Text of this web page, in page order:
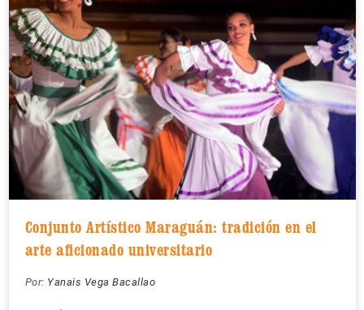
Conjunto Artístico Maraguán: tradición en el
arte aficionado universitario
Por: Yanais Vega Bacallao